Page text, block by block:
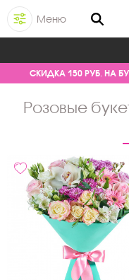
Меню
СКИДКА 150 РУБ. НА
розовые букеты с альстромериями